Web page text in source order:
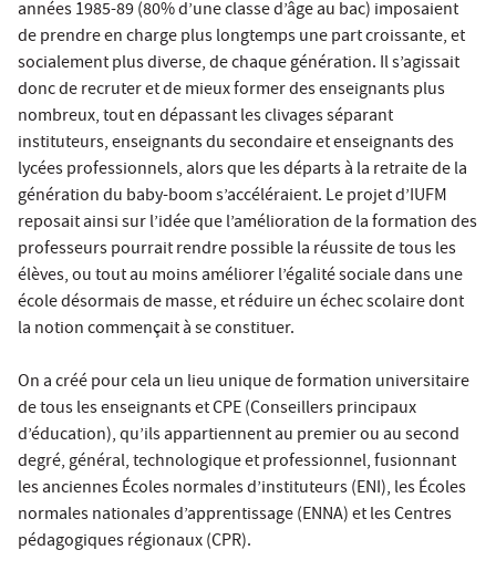
années 1985-89 (80% d’une classe d’âge au bac) imposaient
de prendre en charge plus longtemps une part croissante, et
socialement plus diverse, de chaque génération. Il s’agissait
donc de recruter et de mieux former des enseignants plus
nombreux, tout en dépassant les clivages séparant
instituteurs, enseignants du secondaire et enseignants des
lycées professionnels, alors que les départs à la retraite de la
génération du baby-boom s’accéléraient. Le projet d’IUFM
reposait ainsi sur l’idée que l’amélioration de la formation des
professeurs pourrait rendre possible la réussite de tous les
élèves, ou tout au moins améliorer l’égalité sociale dans une
école désormais de masse, et réduire un échec scolaire dont
la notion commençait à se constituer.
On a créé pour cela un lieu unique de formation universitaire
de tous les enseignants et CPE (Conseillers principaux
d’éducation), qu’ils appartiennent au premier ou au second
degré, général, technologique et professionnel, fusionnant
les anciennes Écoles normales d’instituteurs (ENI), les Écoles
normales nationales d’apprentissage (ENNA) et les Centres
pédagogiques régionaux (CPR).